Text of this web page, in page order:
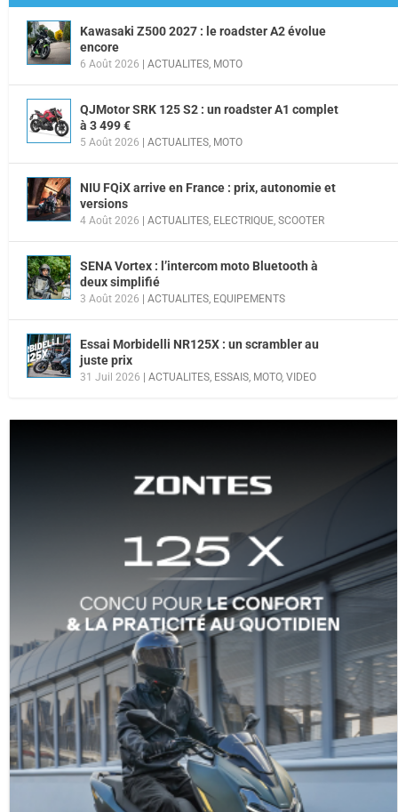
Kawasaki Z500 2027 : le roadster A2 évolue
encore
6 Août 2026 ACTUALITES, MOTO
QJMotor SRK 125 S2 : un roadster A1 complet
à 3 499 €
5 Août 2026 ACTUALITES, MOTO
NIU FQiX arrive en France : prix, autonomie et
versions
4 Août 2026 ACTUALITES, ELECTRIQUE, SCOOTER
SENA Vortex : l’intercom moto Bluetooth à
deux simplifié
3 Août 2026 ACTUALITES, EQUIPEMENTS
Essai Morbidelli NR125X : un scrambler au
juste prix
31 Juil 2026 ACTUALITES, ESSAIS, MOTO, VIDEO